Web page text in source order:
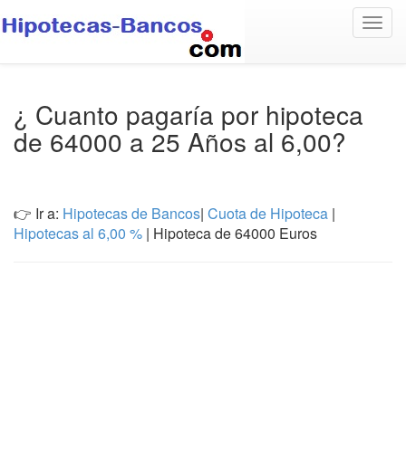
¿ Cuanto pagaría por hipoteca
de 64000 a 25 Años al 6,00?
👉 Ir a: Hipotecas de Bancos| Cuota de Hipoteca |
Hipotecas al 6,00 % | Hipoteca de 64000 Euros